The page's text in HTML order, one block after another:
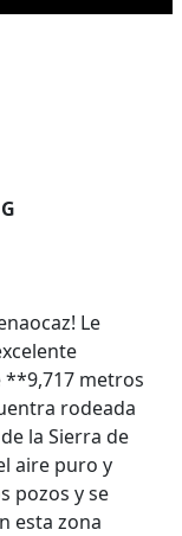
G
Le
**9,717 metros
rodeada
la Sierra de
aire puro y
pozos y se
esta zona